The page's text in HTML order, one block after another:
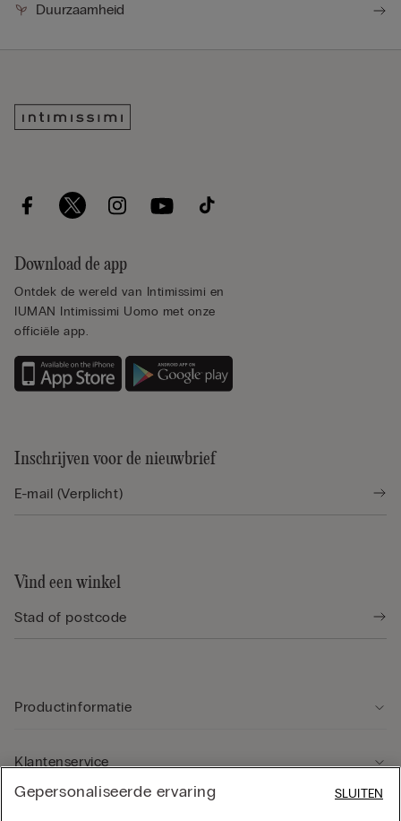
Duurzaamheid
Download de app
Ontdek de wereld van Intimissimi en
IUMAN Intimissimi Uomo met onze
officiële app.
Inschrijven voor de nieuwbrief
Vind een winkel
Productinformatie
Klantenservice
Gepersonaliseerde ervaring SLUITEN